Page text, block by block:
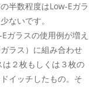
半数程度はLow-Eガラ
ないです。
ガラスの使用例が増え
ラス）に組み合わせ
２枚もしくは３枚の
イッチしたもの。そ